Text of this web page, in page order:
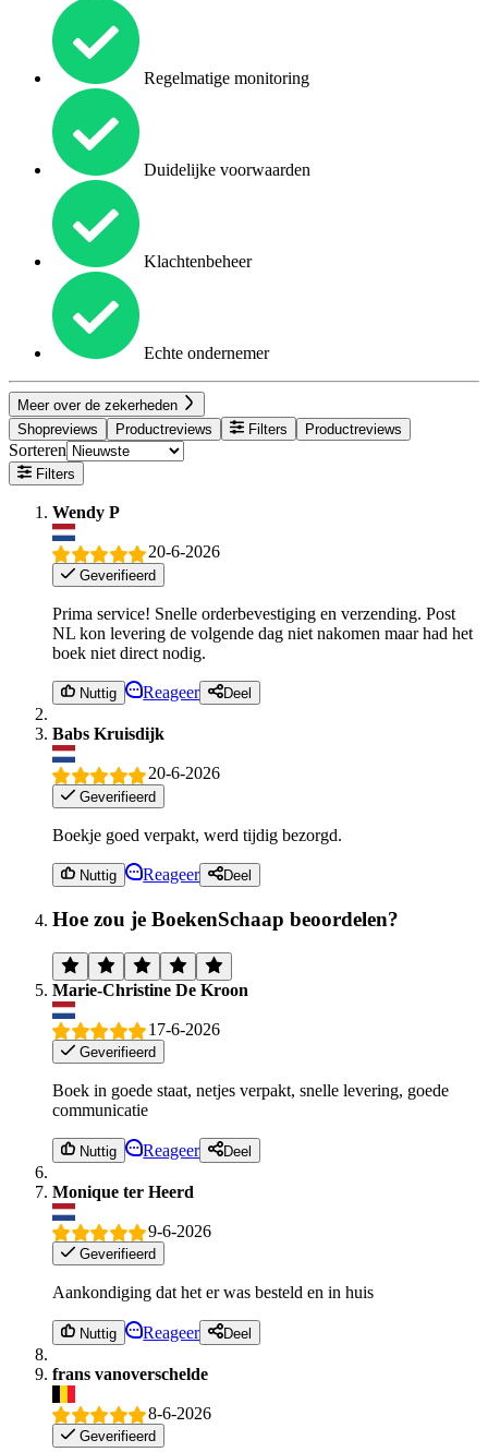
Regelmatige monitoring
Duidelijke voorwaarden
Klachtenbeheer
Echte ondernemer
Meer over de zekerheden
Shopreviews
Productreviews Filters Productreviews
Sorteren
Filters
Wendy P
20-6-2026
Geverifieerd
Prima service! Snelle orderbevestiging en verzending. Post
NL kon levering de volgende dag niet nakomen maar had het
boek niet direct nodig.
Nuttig Reageer Deel
Babs Kruisdijk
20-6-2026
Geverifieerd
Boekje goed verpakt, werd tijdig bezorgd.
Nuttig Reageer Deel
Hoe zou je BoekenSchaap beoordelen?
Marie-Christine De Kroon
17-6-2026
Geverifieerd
Boek in goede staat, netjes verpakt, snelle levering, goede
communicatie
Nuttig Reageer Deel
Monique ter Heerd
9-6-2026
Geverifieerd
Aankondiging dat het er was besteld en in huis
Nuttig Reageer Deel
frans vanoverschelde
8-6-2026
Geverifieerd